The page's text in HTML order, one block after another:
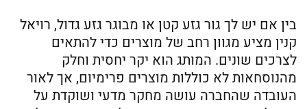
בין אם יש לך גור גזע קטן או מבוגר גזע גדול, רויאל
קנין מציע מגוון רחב של מוצרים כדי להתאים
לצרכים שונים. המותג הוא יקר יחסית וחלק
מהנוסחאות לא כוללות מוצרים פרימיום, אך לאור
העובדה שהחברה עושה מחקר מדעי ושוקדת על